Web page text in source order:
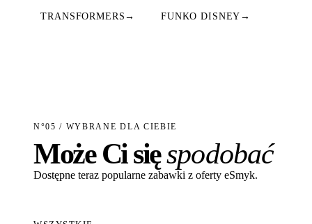
TRANSFORMERS → FUNKO DISNEY →
N°05 / WYBRANE DLA CIEBIE
Może Ci sięspodobać
Dostępne teraz popularne zabawki z oferty eSmyk.